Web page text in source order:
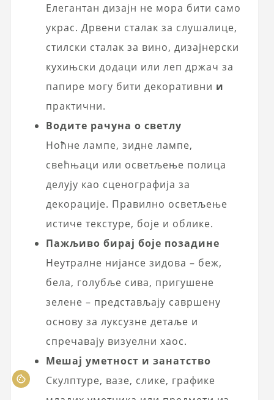
Елегантан дизајн не мора бити само
украс. Дрвени сталак за слушалице,
стилски сталак за вино, дизајнерски
кухињски додаци или леп држач за
папире могу бити декоративни и
практични.
Водите рачуна о светлу
Ноћне лампе, зидне лампе,
свећњаци или осветљење полица
делују као сценографија за
декорације. Правилно осветљење
истиче текстуре, боје и облике.
Пажљиво бирај боје позадине
Неутралне нијансе зидова – беж,
бела, голубље сива, пригушене
зелене – представљају савршену
основу за луксузне детаље и
спречавају визуелни хаос.
Мешај уметност и занатство
Скулптуре, вазе, слике, графике